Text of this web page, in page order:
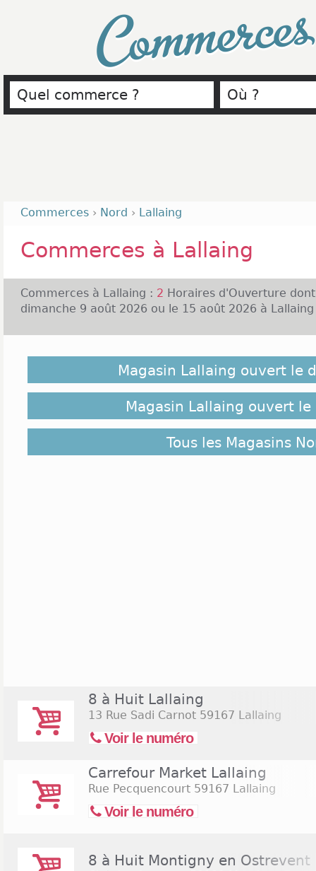
Commerces › Nord › Lallaing
Commerces à Lallaing
Commerces à Lallaing : 2 Horaires d'Ouverture
dimanche 9 août 2026 ou le 15 août 2026 à
magasins situés à moins de 10 kilomètres de
intéresser. Ils sont classés ci-dessus de plus
éloigné.
Magasin Lallaing ouvert le
Magasin Lallaing ouvert
Tous les Magasins
8 à Huit Lallaing
13 Rue Sadi Carnot 59167 Lallaing
Voir le numéro
Carrefour Market Lallaing
Rue Pecquencourt 59167 Lallaing
Voir le numéro
8 à Huit Montigny en Ostrevent